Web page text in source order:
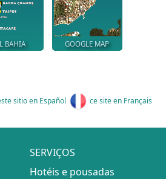
BAHIA GOOGLE MAP
sitio en Español ce site en Français
SERVIÇOS
Hotéis e pousadas